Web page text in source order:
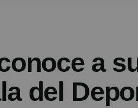
a
del